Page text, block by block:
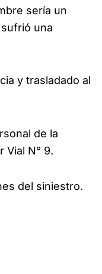
sería un
una
y trasladado al
de la
Vial N° 9.
del siniestro.